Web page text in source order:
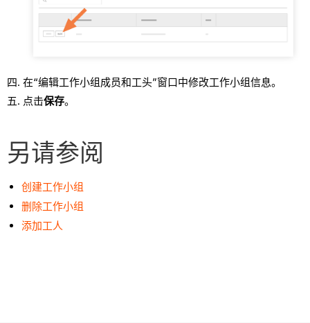
在“编辑工作小组成员和工头”窗口中修改工作小组信息。
点击保存。
另请参阅
创建工作小组
删除工作小组
添加工人